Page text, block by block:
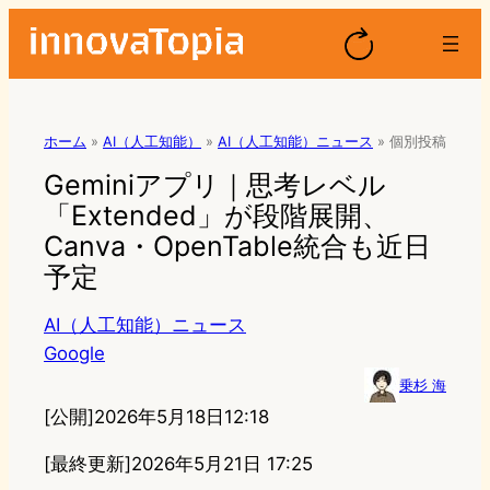
ホーム » AI（人工知能） » AI（人工知能）ニュース » 個別投稿
Geminiアプリ｜思考レベル
「Extended」が段階展開、
Canva・OpenTable統合も近日
予定
AI（人工知能）ニュース
Google
乗杉 海
[公開]2026年5月18日12:18
[最終更新]2026年5月21日 17:25